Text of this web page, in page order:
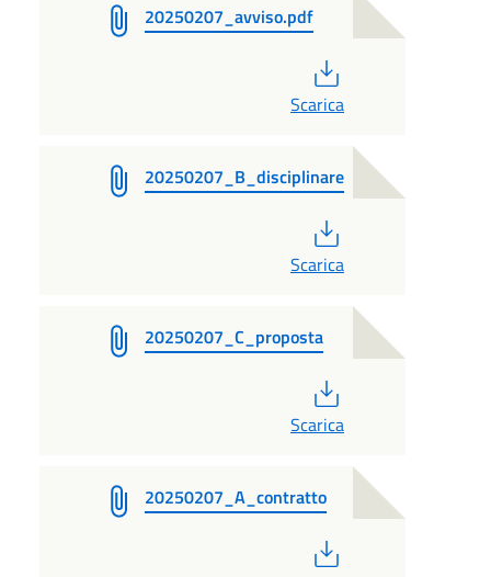
20250207_avviso.pdf
Scarica
20250207_B_disciplinare
Scarica
20250207_C_proposta
Scarica
20250207_A_contratto